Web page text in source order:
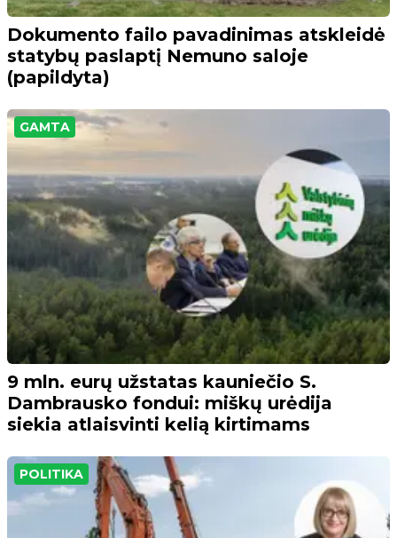
Dokumento failo pavadinimas atskleidė
statybų paslaptį Nemuno saloje
(papildyta)
GAMTA
9 mln. eurų užstatas kauniečio S.
Dambrausko fondui: miškų urėdija
siekia atlaisvinti kelią kirtimams
POLITIKA